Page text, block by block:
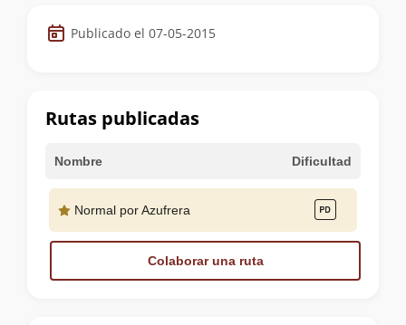
Datos
de
cumbre
Publicado el 07-05-2015
Rutas publicadas
Nombre Dificultad
Normal por Azufrera
Colaborar una ruta